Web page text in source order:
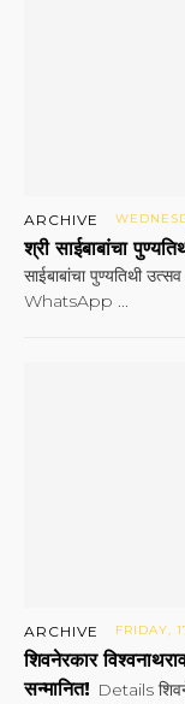
ARCHIVE
श्री साईबाबांचा
साईबाबांचा पुण्यतिथी
WhatsApp ...
ARCHIVE FRIDAY,
शिवनेरकार
सन्मानित! Details